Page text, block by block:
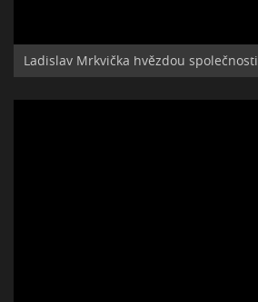
Ladislav Mrkvička hvězdou společnosti